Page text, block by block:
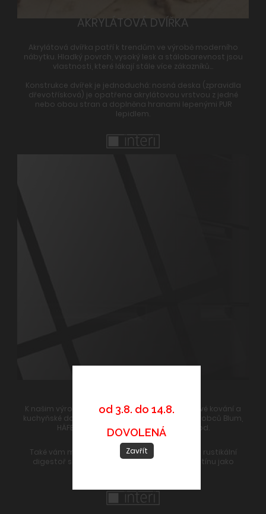
AKRYLÁTOVÁ DVÍŘKA
Akrylátová dvířka patří k trendům ve výrobě moderního
nábytku. Hladký povrch, vysoký lesk a stálobarevnost jsou
vlastnosti, které lákají stále více zákazníků…
Konstrukce dvířek je jednoduchá: nosná deska (zpravidla
dřevotřísková) je opatřena akrylátovou vrstvou z jedné
nebo obou stran a doplněna hranami lepenými PUR
lepidlem.
K našim výrobkům dodáváme kvalitní nábytkové kování a
kuchyňské doplňky od předních evropských výrobců Blum,
HÄFELE, SIRO, FRANKE, Kesseböhmer apod.
Také vám můžeme dodat dřez, úchytky nebo rustikální
digestoř s dřevěným rámem ve stejném odstínu jako
od 3.8. do 14.8.
DOVOLENÁ
Zavřít